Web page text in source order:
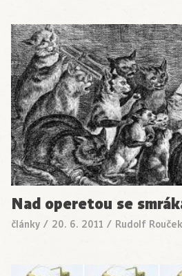
Nad operetou se
články / 20. 6. 2011 / Rudolf Rouček